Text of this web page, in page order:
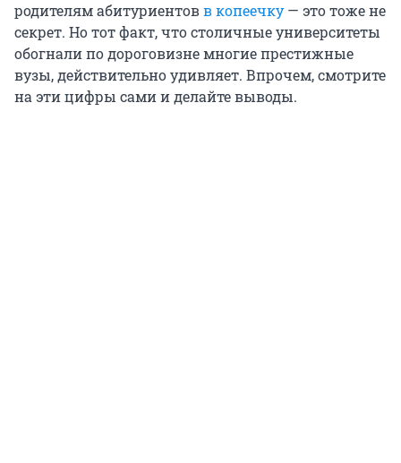
родителям абитуриентовв копеечку— это тоже не
секрет. Но тот факт, что столичные университеты
обогнали по дороговизне многие престижные
вузы, действительно удивляет. Впрочем, смотрите
на эти цифры сами и делайте выводы.